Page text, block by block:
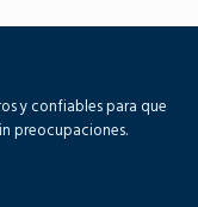
y confiables para que
preocupaciones.